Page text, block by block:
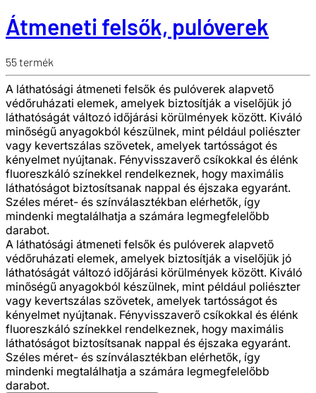
Átmeneti felsők, pulóverek
55termék
A láthatósági átmeneti felsők és pulóverek alapvető
védőruházati elemek, amelyek biztosítják a viselőjük jó
láthatóságát változó időjárási körülmények között. Kiváló
minőségű anyagokból készülnek, mint például poliészter
vagy kevertszálas szövetek, amelyek tartósságot és
kényelmet nyújtanak. Fényvisszaverő csíkokkal és élénk
fluoreszkáló színekkel rendelkeznek, hogy maximális
láthatóságot biztosítsanak nappal és éjszaka egyaránt.
Széles méret- és színválasztékban elérhetők, így
mindenki megtalálhatja a számára legmegfelelőbb
darabot.
A láthatósági átmeneti felsők és pulóverek alapvető
védőruházati elemek, amelyek biztosítják a viselőjük jó
láthatóságát változó időjárási körülmények között. Kiváló
minőségű anyagokból készülnek, mint például poliészter
vagy kevertszálas szövetek, amelyek tartósságot és
kényelmet nyújtanak. Fényvisszaverő csíkokkal és élénk
fluoreszkáló színekkel rendelkeznek, hogy maximális
láthatóságot biztosítsanak nappal és éjszaka egyaránt.
Széles méret- és színválasztékban elérhetők, így
mindenki megtalálhatja a számára legmegfelelőbb
darabot.